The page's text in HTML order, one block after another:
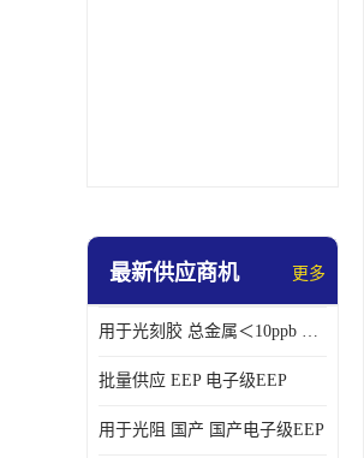
最新供应商机 更多
用于光刻胶 总金属＜10ppb 电子级EEP溶剂
批量供应 EEP 电子级EEP
用于光阻 国产 国产电子级EEP